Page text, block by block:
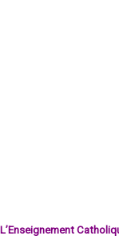
L’Enseignement